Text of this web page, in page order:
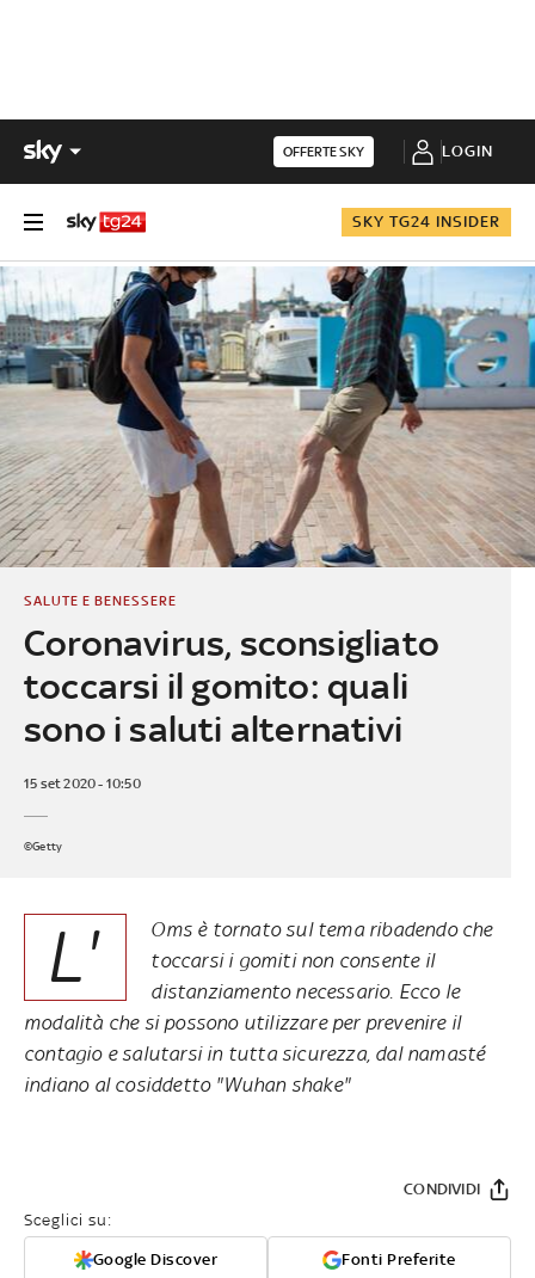
OFFERTE SKY LOGIN
SKY TG24 INSIDER
Coronavirus, sconsigliato
toccarsi il gomito: quali
sono i saluti alternativi
SALUTE E BENESSERE
15 set 2020 - 10:50
©Getty
L'
Oms è tornato sul tema ribadendo che
toccarsi i gomiti non consente il
distanziamento necessario. Ecco le
modalità che si possono utilizzare per prevenire il
contagio e salutarsi in tutta sicurezza, dal namasté
indiano al cosiddetto "Wuhan shake"
Sceglici su:
Google Discover Fonti Preferite
CONDIVIDI